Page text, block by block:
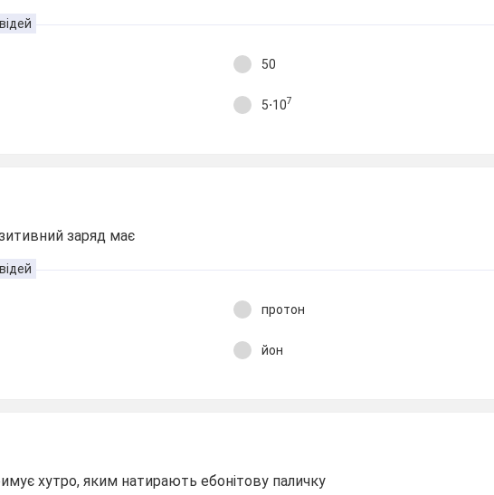
50
5⋅107
заряд має
протон
йон
хутро, яким натирають ебонітову паличку